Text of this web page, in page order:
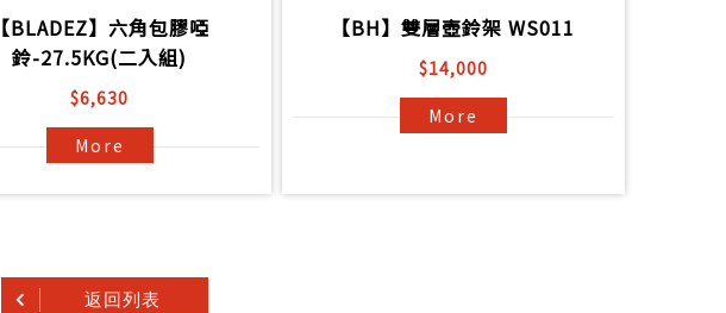
【BLADEZ】六角包膠啞
鈴-27.5KG(二入組)
$6,630
More
【BH】雙層壺鈴架 WS011
$14,000
More
返回列表